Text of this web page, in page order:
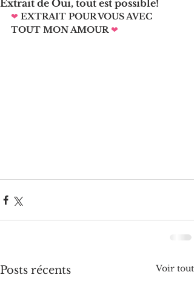
Extrait de Oui, tout est possible!
❤ EXTRAIT POUR VOUS AVEC
TOUT MON AMOUR ❤
Posts récents Voir tout